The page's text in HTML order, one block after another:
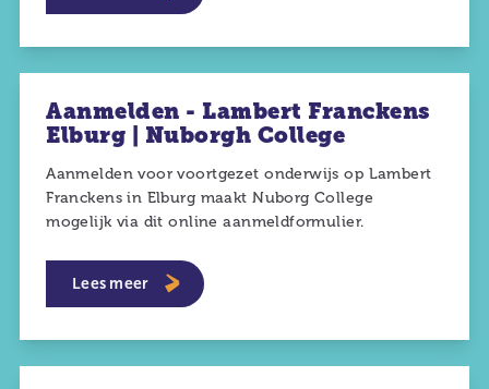
Aanmelden - Lambert Franckens
Elburg | Nuborgh College
Aanmelden voor voortgezet onderwijs op Lambert
Franckens in Elburg maakt Nuborg College
mogelijk via dit online aanmeldformulier.
Lees meer